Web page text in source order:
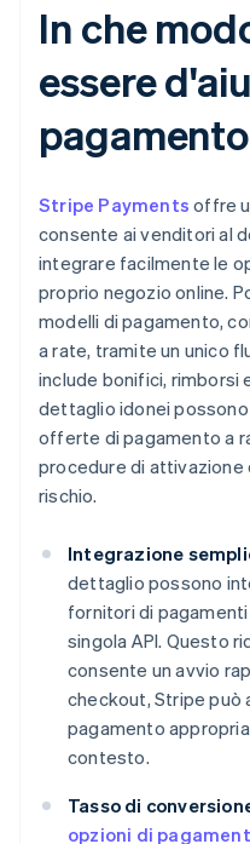
In che
essere
Stripe Payments offre
consente ai venditori al
integrare facilmente le
proprio negozio online.
modelli di pagamento,
a rate, tramite un unico
include bonifici, rimborsi
dettaglio idonei
offerte di pagamento a
procedure di attivazione
rischio.
Integrazione
dettaglio possono
fornitori di
singola API. Questo
consente un avvio
checkout, Stripe può
pagamento
contesto.
Tasso di
opzioni di